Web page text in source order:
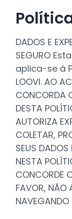
DADOS E
SEGURO
aplica-se à
LOOVI. AO
CONCORDA
DESTA
AUTORIZA
COLETAR,
SEUS
NESTA
CONCORDE
FAVOR, NÃO
NAVEGANDO